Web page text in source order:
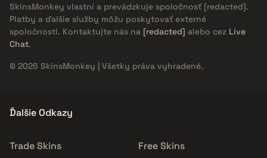
SkinsMonkey vlastní a prevádzkuje spoločnosť [redacted].
Platby a ďalšie služby môžu poskytovať externé
spoločnosti. Kontaktujte nás na [redacted] alebo cez Live
Chat.
© 2026 SkinsMonkey | Všetky práva vyhradené.
Ďalšie Odkazy
Trade Skins
Free Skins